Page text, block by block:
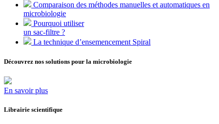
Comparaison des méthodes manuelles et automatiques en
microbiologie
Pourquoi utiliser
un sac-filtre ?
La technique d’ensemencement Spiral
Découvrez nos solutions pour la microbiologie
En savoir plus
Librairie scientifique